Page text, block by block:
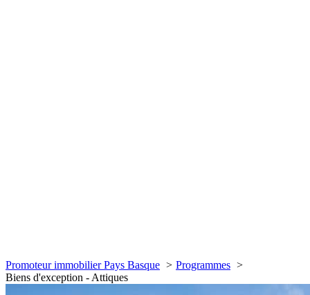
Promoteur immobilier Pays Basque
Programmes
Biens d'exception - Attiques